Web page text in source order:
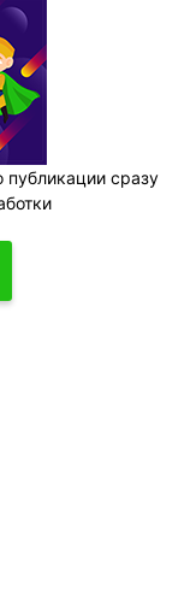
публикации сразу